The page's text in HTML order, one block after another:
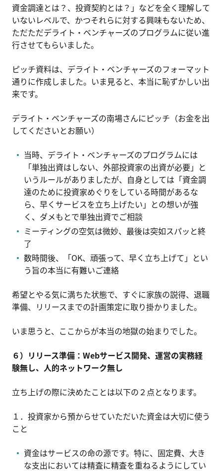
資金調達とは？、投資契約とは？」などを全く理解して
いないレベルで、かつそれらに対する興味もないため、
ただただデライト・ベンチャーズのプログラムに従い進
行させてもらいました。
ピッチ資料は、デライト・ベンチャーズのフォーマット
通りに作成しました。いま見ると、本当に恥ずかしい出
来です。
デライト・ベンチャーズの南場さんにピッチ（お金を出
してくださいとお願い）
当時、デライト・ベンチャーズのプログラムには
「単独出資はしない、外部投資家の出資が必要」と
いうルールがありましたが、自身としては「資金調
達のために投資家めぐりをしている時間があるな
ら、早くサービスを立ち上げたい」との想いが強
く、ダメもとで単独出資でご相談
ミーティングの空気は微妙、最後は突如スパッと終
了
数時間後、「OK、頑張って、早く立ち上げて」とい
う旨の本当に有難いご連絡
希望とやる気に満ちた状態で、すぐに家族の説得、退職
準備、リリースまでの計画策定に取り掛かりました。
いま思うと、ここからが本当の地獄の始まりでした。
６）リリース準備：Webサービス開発、運営の実務経
験無し、人的ネットワーク無し
立ち上げの際に決めたことは以下の２点となります。
１．投資家から預からせていただいた資金は大切に使う
こと
資金はサービスの命の源です。特に、固定費、大き
な支出においては精査に精査を重ねるようにしてい